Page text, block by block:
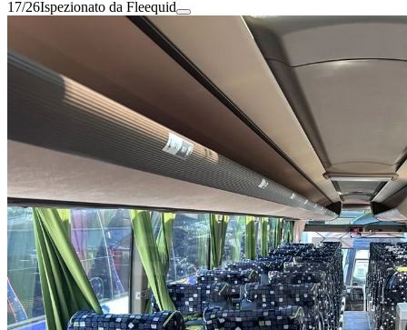
17/26Ispezionato da Fleequid